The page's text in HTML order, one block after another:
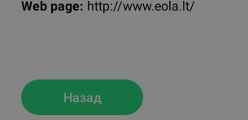
Web page: http://www.eola.lt/
Назад